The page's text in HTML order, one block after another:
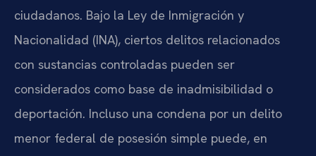
ciudadanos. Bajo la Ley de Inmigración y
Nacionalidad (INA), ciertos delitos relacionados
con sustancias controladas pueden ser
considerados como base de inadmisibilidad o
deportación. Incluso una condena por un delito
menor federal de posesión simple puede, en